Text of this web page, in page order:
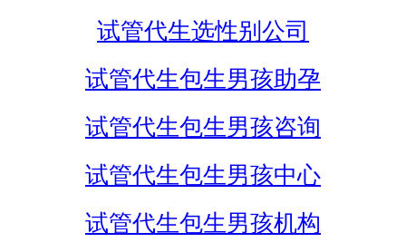
试管代生选性别公司
试管代生包生男孩助孕
试管代生包生男孩咨询
试管代生包生男孩中心
试管代生包生男孩机构